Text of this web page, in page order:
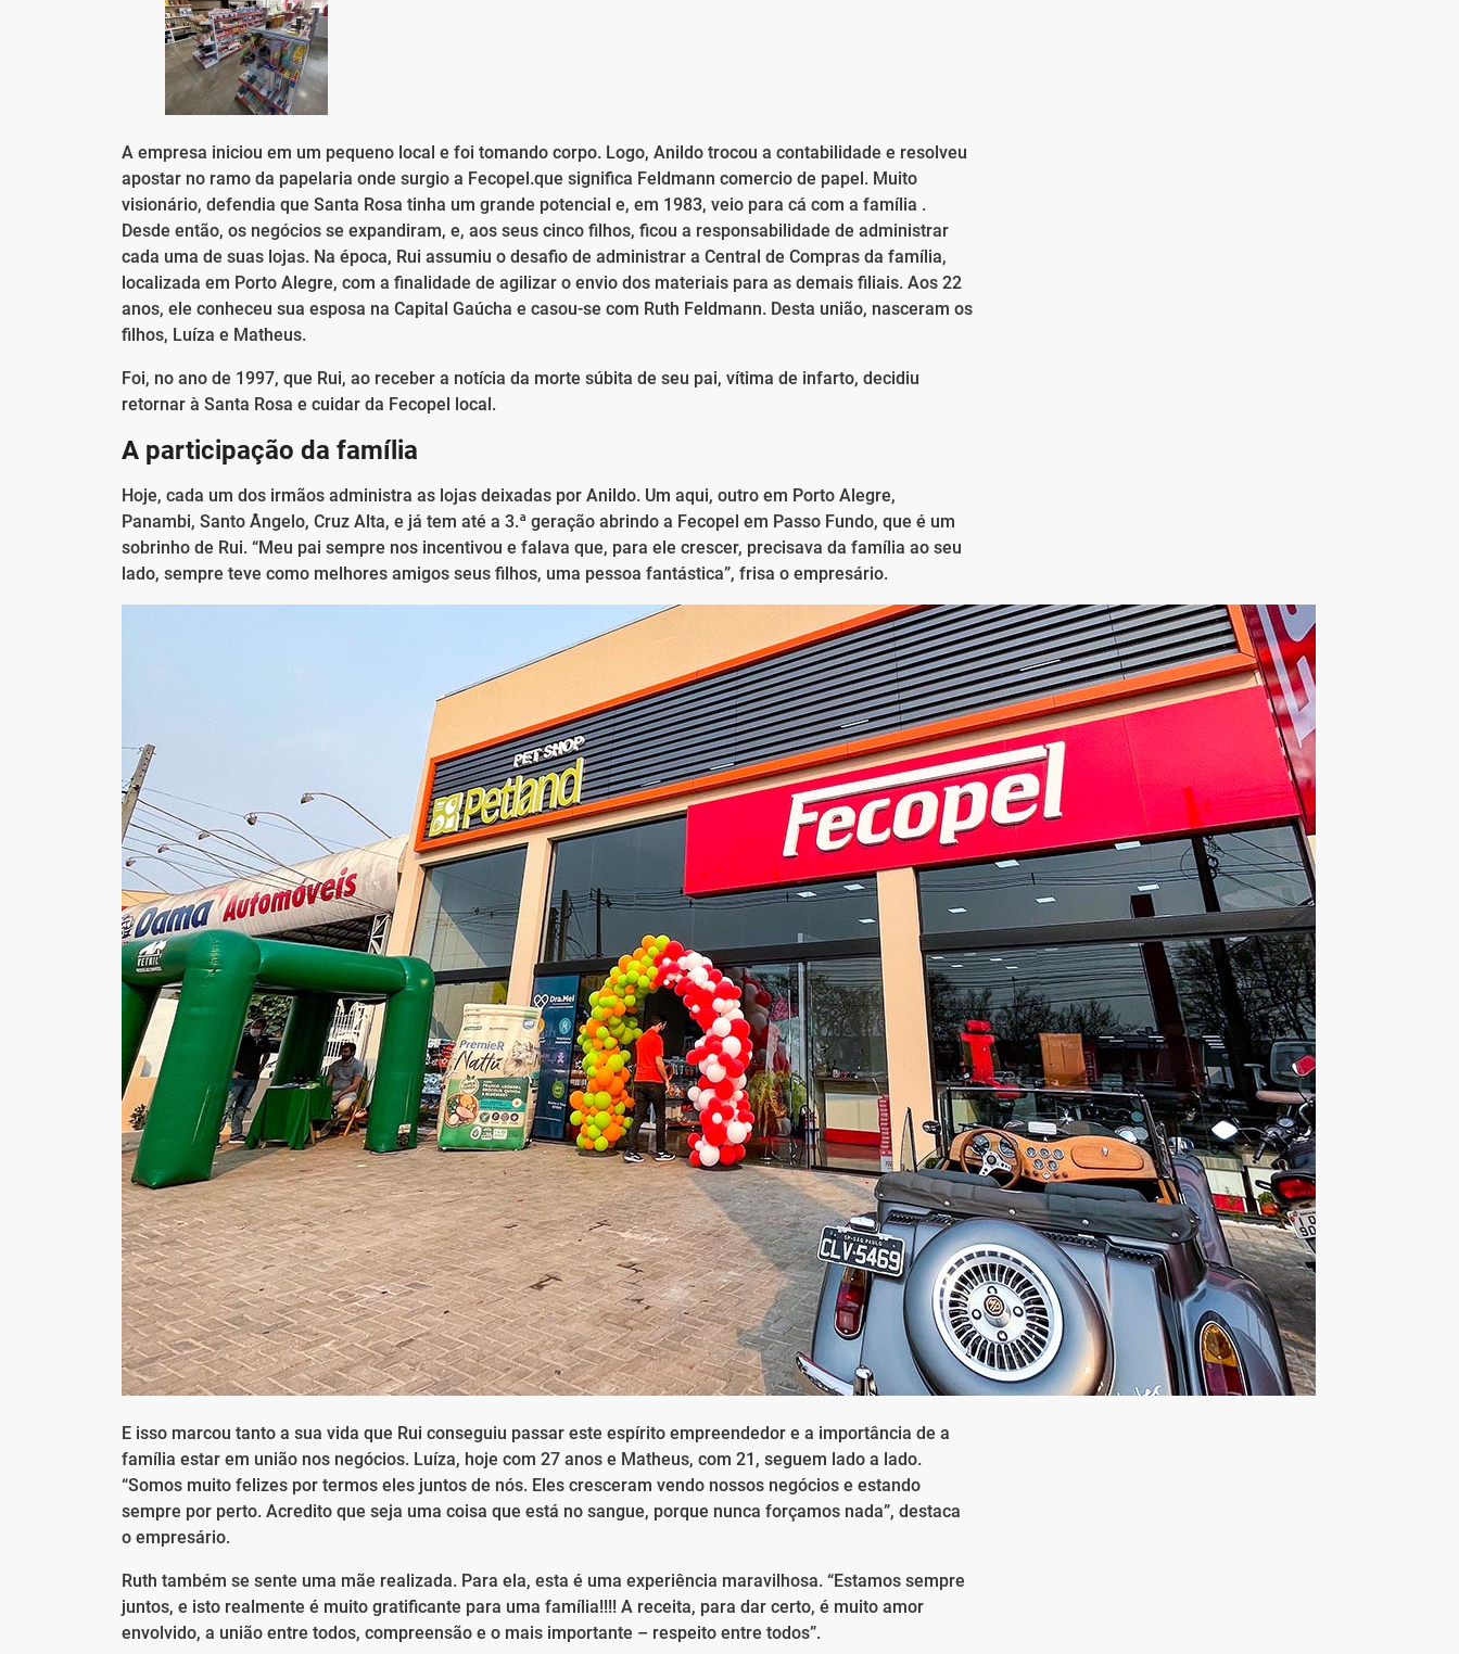
A empresa iniciou em um pequeno local e foi tomando corpo. Logo, Anildo trocou a contabilidade e resolveu
apostar no ramo da papelaria onde surgio a Fecopel.que significa Feldmann comercio de papel. Muito
visionário, defendia que Santa Rosa tinha um grande potencial e, em 1983, veio para cá com a família .
Desde então, os negócios se expandiram, e, aos seus cinco filhos, ficou a responsabilidade de administrar
cada uma de suas lojas. Na época, Rui assumiu o desafio de administrar a Central de Compras da família,
localizada em Porto Alegre, com a finalidade de agilizar o envio dos materiais para as demais filiais. Aos 22
anos, ele conheceu sua esposa na Capital Gaúcha e casou-se com Ruth Feldmann. Desta união, nasceram os
filhos, Luíza e Matheus.
Foi, no ano de 1997, que Rui, ao receber a notícia da morte súbita de seu pai, vítima de infarto, decidiu
retornar à Santa Rosa e cuidar da Fecopel local.
A participação da família
Hoje, cada um dos irmãos administra as lojas deixadas por Anildo. Um aqui, outro em Porto Alegre,
Panambi, Santo Ângelo, Cruz Alta, e já tem até a 3.ª geração abrindo a Fecopel em Passo Fundo, que é um
sobrinho de Rui. “Meu pai sempre nos incentivou e falava que, para ele crescer, precisava da família ao seu
lado, sempre teve como melhores amigos seus filhos, uma pessoa fantástica”, frisa o empresário.
E isso marcou tanto a sua vida que Rui conseguiu passar este espírito empreendedor e a importância de a
família estar em união nos negócios. Luíza, hoje com 27 anos e Matheus, com 21, seguem lado a lado.
“Somos muito felizes por termos eles juntos de nós. Eles cresceram vendo nossos negócios e estando
sempre por perto. Acredito que seja uma coisa que está no sangue, porque nunca forçamos nada”, destaca
o empresário.
Ruth também se sente uma mãe realizada. Para ela, esta é uma experiência maravilhosa. “Estamos sempre
juntos, e isto realmente é muito gratificante para uma família!!!! A receita, para dar certo, é muito amor
envolvido, a união entre todos, compreensão e o mais importante – respeito entre todos”.